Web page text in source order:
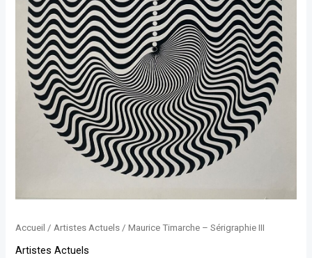
Accueil /Artistes Actuels / Maurice Timarche – Sérigraphie III
Artistes Actuels